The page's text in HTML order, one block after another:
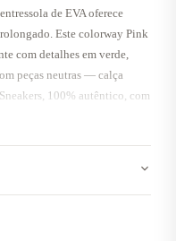
de EVA oferece
Este colorway Pink
com detalhes em verde,
peças neutras — calça
100% autêntico, com
mantendo o perfil